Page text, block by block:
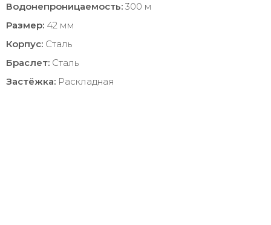
Водонепроницаемость: 300 м
Размер: 42 мм
Корпус: Сталь
Браслет: Сталь
Застёжка: Раскладная